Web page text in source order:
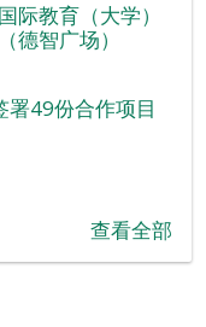
际教育（大学）
智广场）
49份合作项目
查看全部